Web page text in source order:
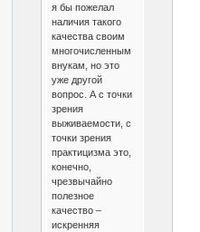
я бы пожелал
наличия такого
качества своим
многочисленным
внукам, но это
уже другой
вопрос. А с точки
зрения
выживаемости, с
точки зрения
практицизма это,
конечно,
чрезвычайно
полезное
качество –
искренняя